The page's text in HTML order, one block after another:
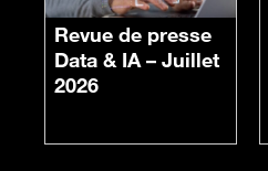
Revue de presse
Data & IA – Juillet
2026